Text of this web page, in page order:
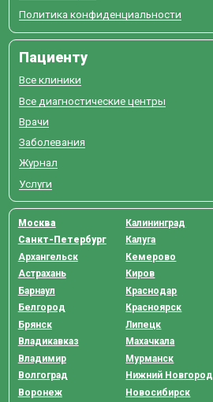
Политика конфиденциальности
Пациенту
Все клиники
Все диагностические центры
Врачи
Заболевания
Журнал
Услуги
Москва
Санкт-Петербург
Архангельск
Астрахань
Барнаул
Белгород
Брянск
Владикавказ
Владимир
Волгоград
Воронеж
Калининград
Калуга
Кемерово
Киров
Краснодар
Красноярск
Липецк
Махачкала
Мурманск
Нижний Новгород
Новосибирск